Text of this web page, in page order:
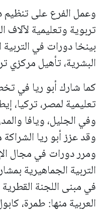
وعمل الفرع على تنظيم
تربوية وتعليمية لآلاف
بينخا دورات في التربية
البشرية، تأهيل مركزي
كما شارك أبو ريا في
تعليمية لمصر، تركيا،
وفي الجليل، ويافا
وقد عزز أبو ريا
ومرر دورات في مجال
التربية الجماهيرية
في مبنى اللجنة
العربية منها: طمرة،